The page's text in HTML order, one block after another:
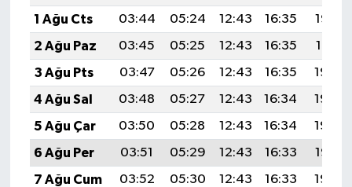
1 Ağu Cts
03:44 05:24 12:43 16:35
19:52
2 Ağu Paz
03:45 05:25 12:43 16:35
19:51
3 Ağu Pts
03:47 05:26 12:43 16:35
19:50
4 Ağu Sal
03:48 05:27 12:43 16:34
19:49
5 Ağu Çar
03:50 05:28 12:43 16:34
19:48
6 Ağu Per
03:51 05:29 12:43 16:33
19:47
7 Ağu Cum
03:52 05:30 12:43 16:33
19:46